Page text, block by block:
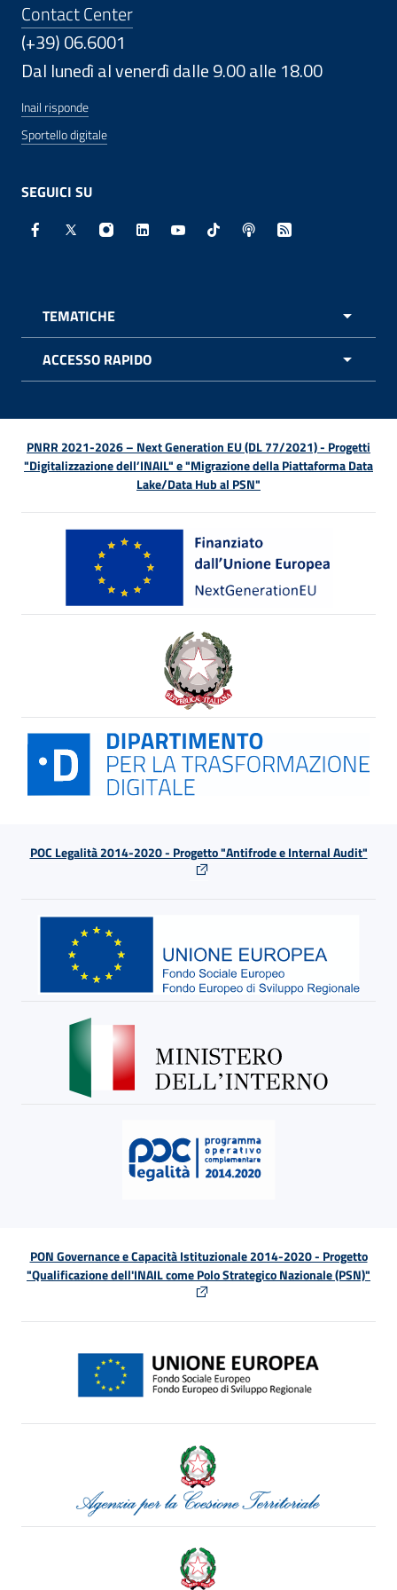
Contact Center
(+39) 06.6001
Dal lunedì al venerdì dalle 9.00 alle 18.00
Inail risponde
Sportello digitale
SEGUICI SU
Facebook - Sito esterno - Apertura in nuova finestra
X - Sito esterno - Apertura in nuova finestra
Instagram - Sito esterno - Apertura in
Linkedin - Sito esterno - Apertura in
Youtube - Sito esterno -
TikTok - Sito esterno -
Spreaker - Sito
Feed RSS -
TEMATICHE
ACCESSO RAPIDO
PNRR 2021-2026 – Next Generation EU (DL 77/2021) - Progetti
"Digitalizzazione dell’INAIL" e "Migrazione della Piattaforma Data
Lake/Data Hub al PSN"
POC Legalità 2014-2020 - Progetto "Antifrode e Internal Audit"
PON Governance e Capacità Istituzionale 2014-2020 - Progetto
"Qualificazione dell'INAIL come Polo Strategico Nazionale (PSN)"